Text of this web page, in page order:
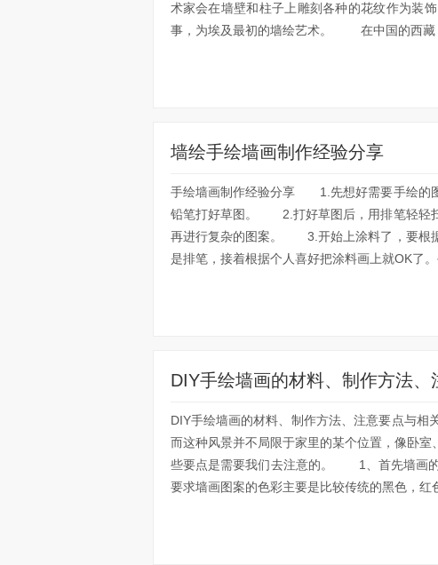
术家会在墙壁和柱子上雕刻各种的花纹作为装
事，为埃及最初的墙绘艺术。 在中国的西藏
墙绘手绘墙画制作经验分享
手绘墙画制作经验分享 1.先想好需要手绘的
铅笔打好草图。 2.打好草图后，用排笔轻轻
再进行复杂的图案。 3.开始上涂料了，要根
是排笔，接着根据个人喜好把涂料画上就OK
DIY手绘墙画的材料、制作方法、
DIY手绘墙画的材料、制作方法、注意要点与
而这种风景并不局限于家里的某个位置，像卧
些要点是需要我们去注意的。 1、首先墙画
要求墙画图案的色彩主要是比较传统的黑色，红